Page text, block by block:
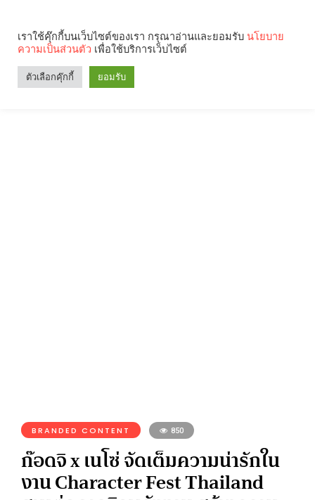
BRANDED CONTENT 850
ก๊อดจิ x เนโซ่ จัดเต็มความน่ารักใน
งาน Character Fest Thailand
เราใช้คุ๊กกี้บนเว็บไซต์ของเรา กรุณาอ่านและยอมรับ นโยบาย
ความเป็นส่วนตัว เพื่อใช้บริการเว็บไซต์
ตัวเลือกคุ๊กกี้ ยอมรับ